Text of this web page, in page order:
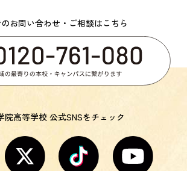
お問い合わせ・ご相談はこちら
院高等学校 公式SNSをチェック